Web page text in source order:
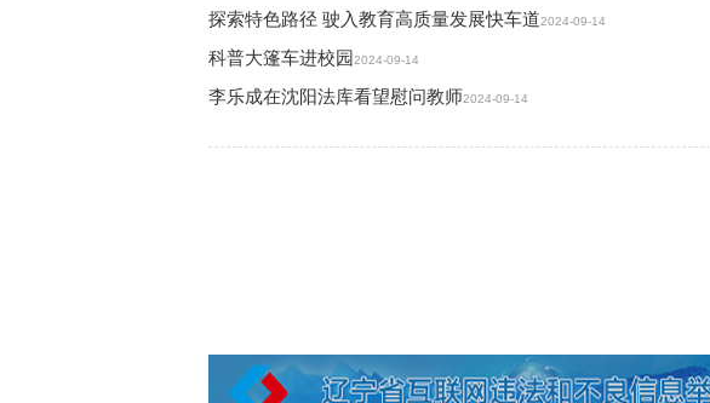
探索特色路径 驶入教育高质量发展快车道2024-09-14
科普大篷车进校园2024-09-14
李乐成在沈阳法库看望慰问教师2024-09-14